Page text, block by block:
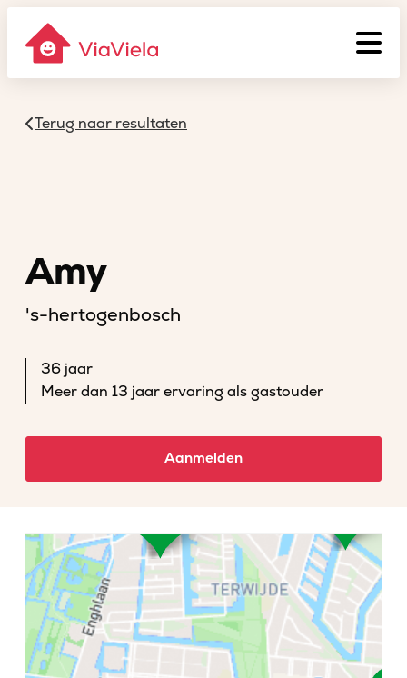
Terug naar resultaten
Amy
's-hertogenbosch
36 jaar
Meer dan 13 jaar ervaring als gastouder
Aanmelden